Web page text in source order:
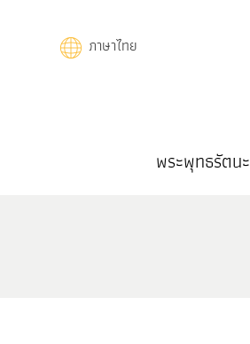
ภาษาไทย
navigationพระพุทธรัตนะ